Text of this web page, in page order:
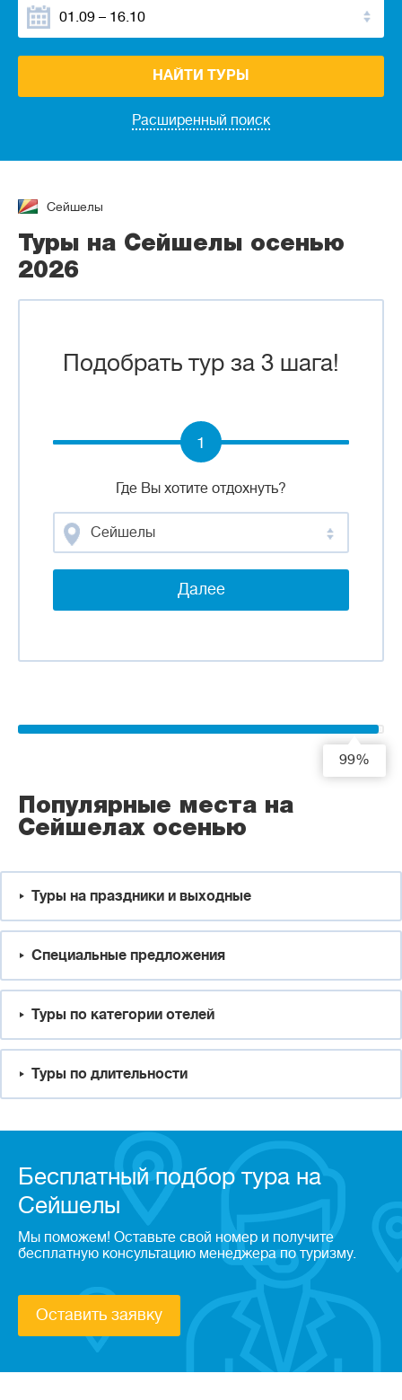
Расширенный поиск
НАЙТИ ТУРЫ
Сейшелы
Туры на Сейшелы осенью
2026
Подобрать тур за 3 шага!
Где Вы хотите отдохнуть?
Сейшелы
Далее
1
99%
Популярные места на
Сейшелах осенью
Туры на праздники и выходные
Специальные предложения
Туры по категории отелей
Туры по длительности
Бесплатный подбор тура на
Сейшелы
Мы поможем! Оставьте свой номер и получите
бесплатную консультацию менеджера по туризму.
Оставить заявку